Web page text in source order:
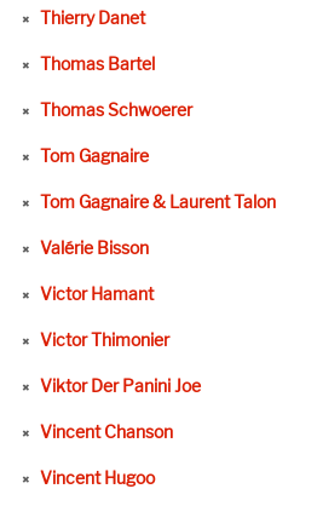
Thierry Danet
Thomas Bartel
Thomas Schwoerer
Tom Gagnaire
Tom Gagnaire & Laurent Talon
Valérie Bisson
Victor Hamant
Victor Thimonier
Viktor Der Panini Joe
Vincent Chanson
Vincent Hugoo